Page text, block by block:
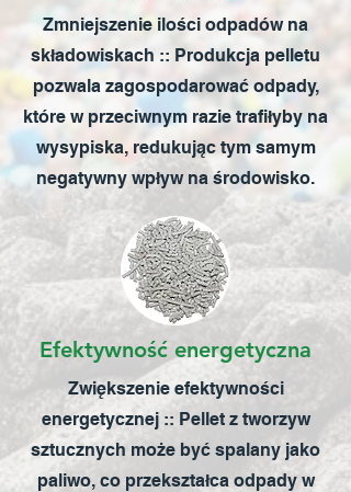
Zmniejszenie ilości odpadów na
składowiskach :: Produkcja pelletu
pozwala zagospodarować odpady,
które w przeciwnym razie trafiłyby na
wysypiska, redukując tym samym
negatywny wpływ na środowisko.
Efektywność energetyczna
Zwiększenie efektywności
energetycznej :: Pellet z tworzyw
sztucznych może być spalany jako
paliwo, co przekształca odpady w